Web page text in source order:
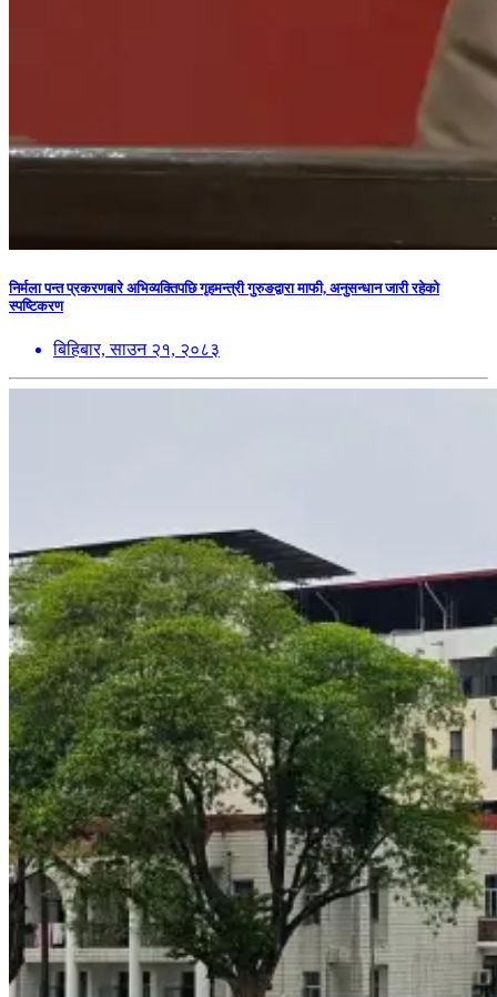
निर्मला पन्त प्रकरणबारे अभिव्यक्तिपछि गृहमन्त्री गुरुङद्वारा माफी, अनुसन्धान जारी रहेको
स्पष्टिकरण
बिहिबार, साउन २१, २०८३